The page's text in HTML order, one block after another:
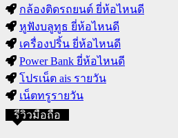
กล้องติดรถยนต์ ยี่ห้อไหนดี
หูฟังบลูทูธ ยี่ห้อไหนดี
เครื่องปริ้น ยี่ห้อไหนดี
Power Bank ยี่ห้อไหนดี
โปรเน็ต ais รายวัน
เน็ตทรูรายวัน
รีวิวมือถือ